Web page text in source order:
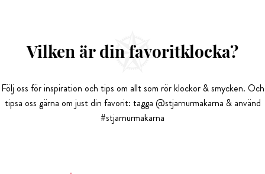
Vilken är din favoritklocka?
Följ oss för inspiration och tips om allt som rör klockor & smycken. Och
tipsa oss gärna om just din favorit: tagga @stjarnurmakarna & använd
#stjarnurmakarna